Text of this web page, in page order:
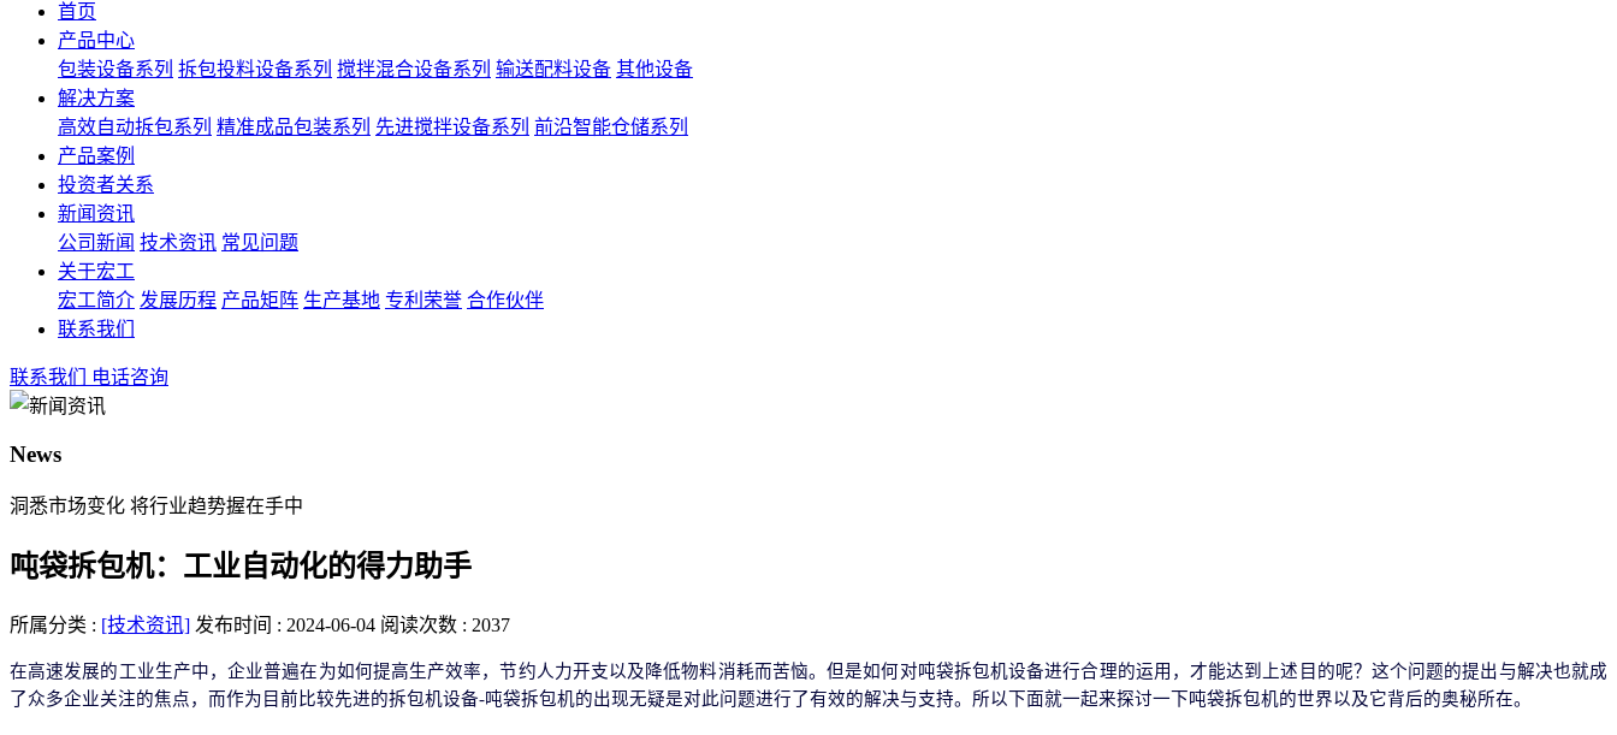
首页
产品中心
包装设备系列 拆包投料设备系列 搅拌混合设备系列 输送配料设备 其他设备
解决方案
高效自动拆包系列 精准成品包装系列 先进搅拌设备系列 前沿智能仓储系列
产品案例
投资者关系
新闻资讯
公司新闻 技术资讯 常见问题
关于宏工
宏工简介 发展历程 产品矩阵 生产基地 专利荣誉 合作伙伴
联系我们
联系我们 电话咨询
News
洞悉市场变化 将行业趋势握在手中
吨袋拆包机：工业自动化的得力助手
所属分类 : [技术资讯] 发布时间 : 2024-06-04 阅读次数 : 2037
在高速发展的工业生产中，企业普遍在为如何提高生产效率，节约人力开支以及降低物料消耗而苦恼。但是如何对吨袋拆包机设备进行合理的运用，才能达到上述目的呢？这个问题的提出与解决也就成
了众多企业关注的焦点，而作为目前比较先进的拆包机设备-吨袋拆包机的出现无疑是对此问题进行了有效的解决与支持。所以下面就一起来探讨一下吨袋拆包机的世界以及它背后的奥秘所在。